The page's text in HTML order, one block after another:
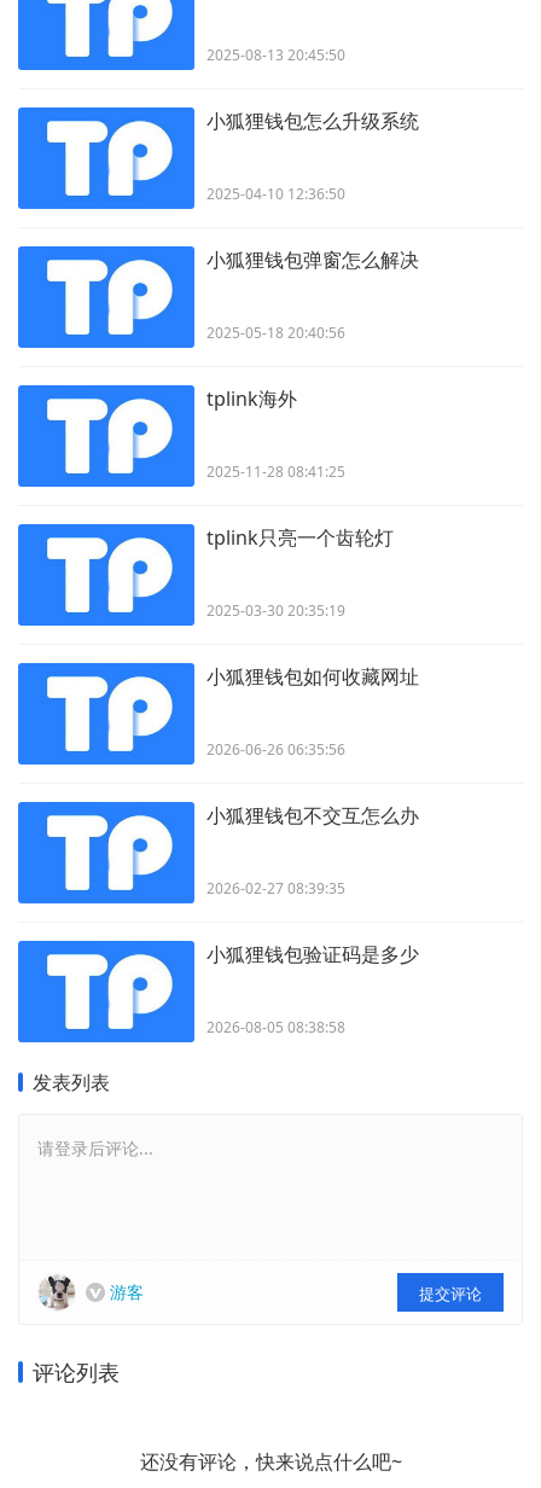
2025-08-13 20:45:50
小狐狸钱包怎么升级系统
2025-04-10 12:36:50
小狐狸钱包弹窗怎么解决
2025-05-18 20:40:56
tplink海外
2025-11-28 08:41:25
tplink只亮一个齿轮灯
2025-03-30 20:35:19
小狐狸钱包如何收藏网址
2026-06-26 06:35:56
小狐狸钱包不交互怎么办
2026-02-27 08:39:35
小狐狸钱包验证码是多少
2026-08-05 08:38:58
发表列表
请登录后评论...
游客 提交评论
评论列表
还没有评论，快来说点什么吧~